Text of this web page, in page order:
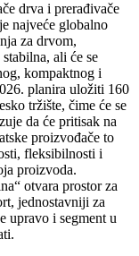
drva i prerađivače
najveće globalno
za drvom,
ali će se
kompaktnog i
planira uložiti 160
tržište, čime će se
da će pritisak na
proizvođače to
fleksibilnosti i
proizvoda.
otvara prostor za
jednostavniji za
upravo i segment u